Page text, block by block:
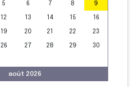
août 2026
5 6 7 8 9
12 13 14 15 16
19 20 21 22 23
26 27 28 29 30